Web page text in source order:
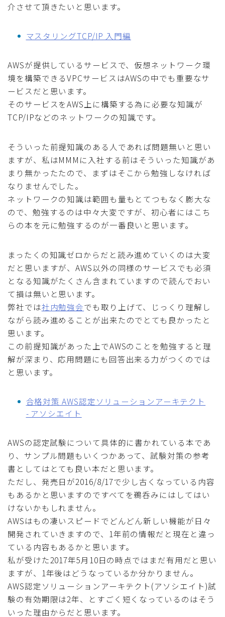
介させて頂きたいと思います。
マスタリングTCP/IP 入門編
AWSが提供しているサービスで、仮想ネットワーク環
境を構築できるVPCサービスはAWSの中でも重要なサ
ービスだと思います。
そのサービスをAWS上に構築する為に必要な知識が
TCP/IPなどのネットワークの知識です。
そういった前提知識のある人であれば問題無いと思い
ますが、私はMMMに入社する前はそういった知識があ
まり無かったたので、まずはそこから勉強しなければ
なりませんでした。
ネットワークの知識は範囲も量もとてつもなく膨大な
ので、勉強するのは中々大変ですが、初心者にはこち
らの本を元に勉強するのが一番良いと思います。
まったくの知識ゼロからだと読み進めていくのは大変
だと思いますが、AWS以外の同様のサービスでも必須
となる知識がたくさん含まれていますので読んでおい
て損は無いと思います。
弊社では社内勉強会でも取り上げて、じっくり理解し
ながら読み進めることが出来たのでとても良かったと
思います。
この前提知識があった上でAWSのことを勉強すると理
解が深まり、応用問題にも回答出来る力がつくのでは
と思います。
合格対策 AWS認定ソリューションアーキテクト
- アソシエイト
AWSの認定試験について具体的に書かれている本であ
り、サンプル問題もいくつかあって、試験対策の参考
書としてはとても良い本だと思います。
ただし、発売日が2016/8/17で少し古くなっている内容
もあるかと思いますのですべてを鵜呑みにはしてはい
けないかもしれません。
AWSはもの凄いスピードでどんどん新しい機能が日々
開発されていきますので、1年前の情報だと現在と違っ
ている内容もあるかと思います。
私が受けた2017年5月10日の時点ではまだ有用だと思い
ますが、1年後はどうなっているか分かりません。
AWS認定ソリューションアーキテクト(アソシエイト)試
験の有効期限は2年、とすごく短くなっているのはそう
いった理由からだと思います。